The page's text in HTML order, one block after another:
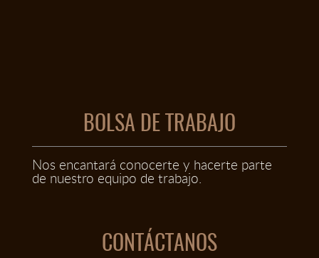
BOLSA DE TRABAJO
Nos encantará conocerte y hacerte parte
de nuestro equipo de trabajo.
CONTÁCTANOS